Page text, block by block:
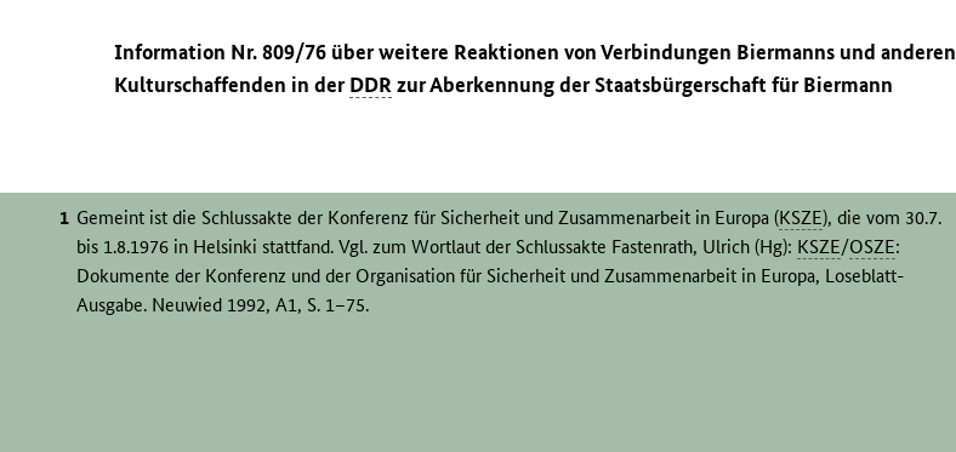
Information Nr. 809/76 über weitere Reaktionen von Verbindungen Biermanns und anderen
Kulturschaffenden in derDDR zur Aberkennung der Staatsbürgerschaft für Biermann
Gemeint ist die Schlussakte der Konferenz für Sicherheit und Zusammenarbeit in Europa (KSZE), die vom 30.7.
bis 1.8.1976 in Helsinki stattfand. Vgl. zum Wortlaut der Schlussakte Fastenrath, Ulrich (Hg): KSZE/OSZE:
Dokumente der Konferenz und der Organisation für Sicherheit und Zusammenarbeit in Europa, Loseblatt-
Ausgabe. Neuwied 1992, A1, S. 1–75.